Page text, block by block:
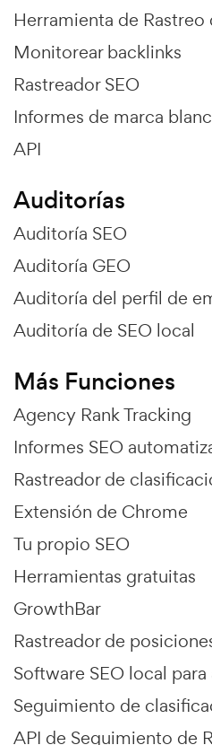
Herramienta de Rastreo
Monitorear backlinks
Rastreador SEO
Informes de marca
API
Auditorías
Auditoría SEO
Auditoría GEO
Auditoría del perfil de
Auditoría de SEO local
Más Funciones
Agency Rank Tracking
Informes SEO
Rastreador de
Extensión de Chrome
Tu propio SEO
Herramientas gratuitas
GrowthBar
Rastreador de
Software SEO local para
Seguimiento de
API de Seguimiento de